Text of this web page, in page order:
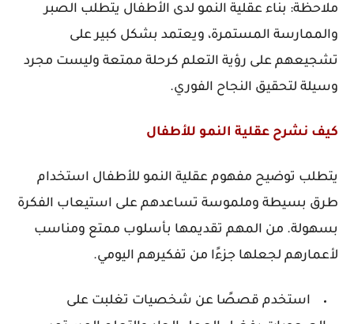
ملاحظة: بناء عقلية النمو لدى الأطفال يتطلب الصبر
والممارسة المستمرة، ويعتمد بشكل كبير على
تشجيعهم على رؤية التعلم كرحلة ممتعة وليست مجرد
وسيلة لتحقيق النجاح الفوري.
كيف نشرح عقلية النمو للأطفال
يتطلب توضيح مفهوم عقلية النمو للأطفال استخدام
طرق بسيطة وملموسة تساعدهم على استيعاب الفكرة
بسهولة. من المهم تقديمها بأسلوب ممتع ومناسب
لأعمارهم لجعلها جزءًا من تفكيرهم اليومي.
استخدم قصصًا عن شخصيات تغلبت على